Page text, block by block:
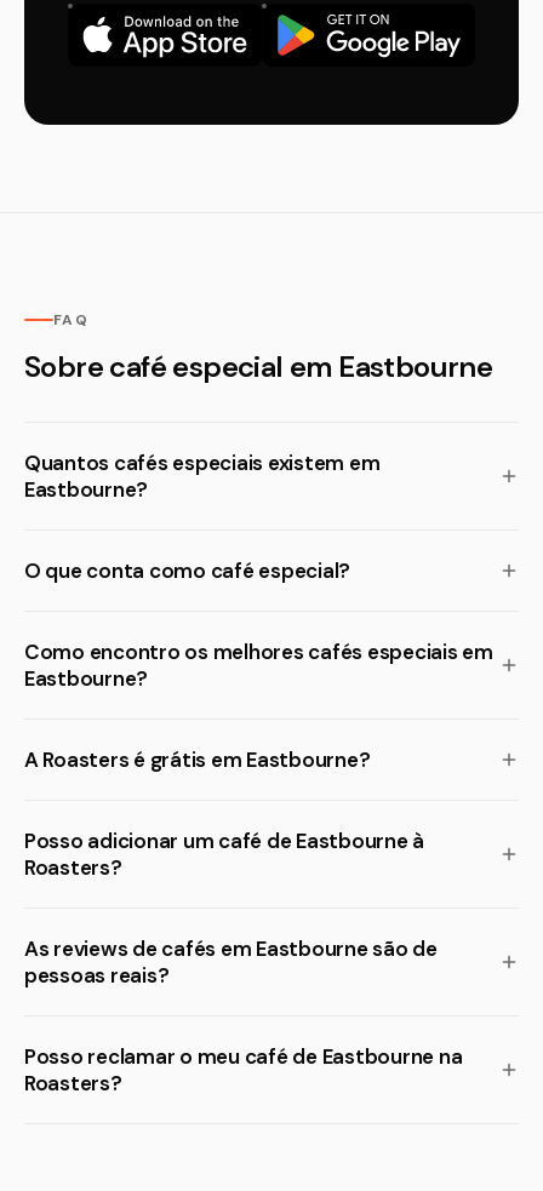
FAQ
Sobre café especial em Eastbourne
Quantos cafés especiais existem em
Eastbourne?
O que conta como café especial?
Como encontro os melhores cafés especiais em
Eastbourne?
A Roasters é grátis em Eastbourne?
Posso adicionar um café de Eastbourne à
Roasters?
As reviews de cafés em Eastbourne são de
pessoas reais?
Posso reclamar o meu café de Eastbourne na
Roasters?